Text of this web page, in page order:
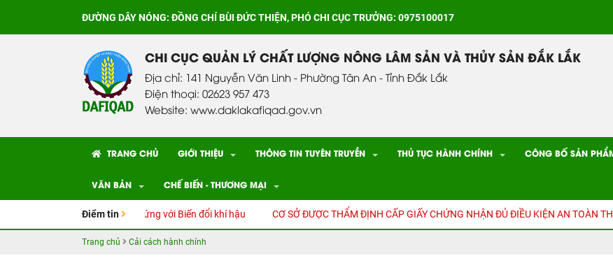
ĐƯỜNG DÂY NÓNG:ĐỒNG CHÍ BÙI ĐỨC THIỆN, PHÓ CHI CỤC TRƯỞNG: 0975100017
CHI CỤC QUẢN LÝ CHẤT LƯỢNG NÔNG LÂM SẢN VÀ THỦY SẢN ĐẮK LẮK
Địa chỉ: 141 Nguyễn Văn Linh - Phường Tân An - Tỉnh Đắk Lắk
Điện thoại: 02623 957 473
Website: www.daklakafiqad.gov.vn
TRANG CHỦ GIỚI THIỆU THÔNG TIN TUYÊN TRUYỀN THỦ TỤC HÀNH CHÍNH CÔNG BỐ SẢN
VĂN BẢN CHẾ BIẾN - THƯƠNG MẠI
Điểm tin
tác cây Sầu riêng thích ứng với Biến đổi khí hậu CƠ SỞ ĐƯỢC THẨM ĐỊNH CẤP GIẤY CHỨNG NHẬN ĐỦ ĐIỀU KIỆN AN TOÀN THỰC
Trang chủ Cải cách hành chính